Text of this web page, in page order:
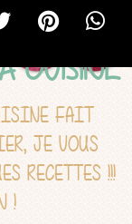
CUISINE
FAIT
JE VOUS
RECETTES !!!
!